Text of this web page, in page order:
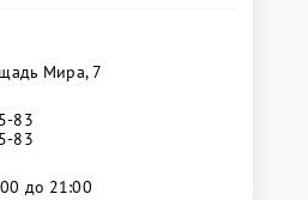
Мира, 7
83
83
до 21:00